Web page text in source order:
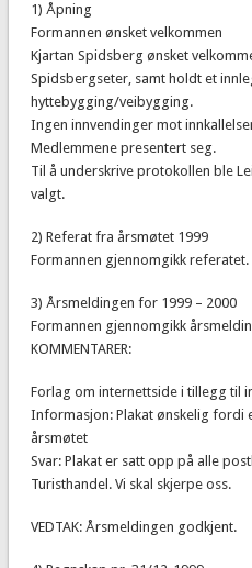
1) Åpning
Formannen ønsket velkommen
Kjartan Spidsberg ønsket
Spidsbergseter, samt holdt et
hyttebygging/veibygging.
Ingen innvendinger mot
Medlemmene presentert seg.
Til å underskrive protokollen ble
valgt.
2) Referat fra årsmøtet 1999
Formannen gjennomgikk
3) Årsmeldingen for 1999 – 2000
Formannen gjennomgikk
KOMMENTARER:
Forlag om internettside i tillegg til
Informasjon: Plakat ønskelig fordi
årsmøtet
Svar: Plakat er satt opp på alle
Turisthandel. Vi skal skjerpe oss.
VEDTAK: Årsmeldingen godkjent.